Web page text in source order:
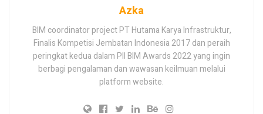
Azka
BIM coordinator project PT Hutama Karya Infrastruktur,
Finalis Kompetisi Jembatan Indonesia 2017 dan peraih
peringkat kedua dalam PII BIM Awards 2022 yang ingin
berbagi pengalaman dan wawasan keilmuan melalui
platform website.